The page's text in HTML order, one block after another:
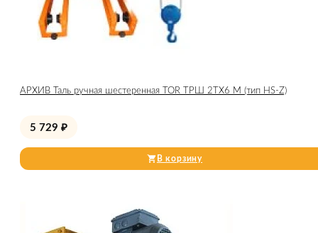
АРХИВ Таль ручная шестеренная TOR ТРШ 2ТХ6 М (тип HS-Z)
5 729 ₽
В корзину